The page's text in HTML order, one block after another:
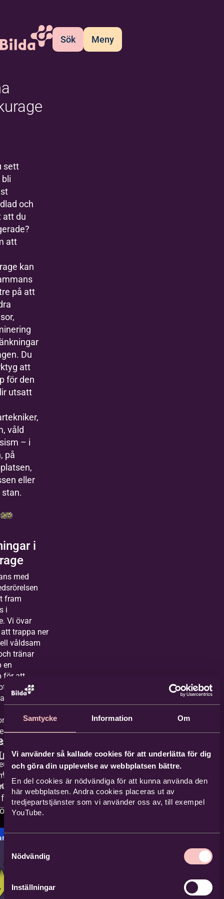
Samtycke Information Om
Vi använder så kallade cookies för att underlätta för dig
och göra din upplevelse av webbplatsen bättre.
En del cookies är nödvändiga för att kunna använda den
här webbplatsen. Andra cookies placeras ut av
tredjepartstjänster som vi använder oss av, till exempel
YouTube.
Nödvändig
Inställningar
Sök Meny
sett
och
att du
att
kan
på att
Du
att
för den
utsatt
våld
– i
på
eller
stan.
i
med
fram
i
Vi övar
trappa ner
våldsam
tränar
en
för att
Vi erbjuder
och
enskild
anmäla dig.
från
innehåll
samtycke
för